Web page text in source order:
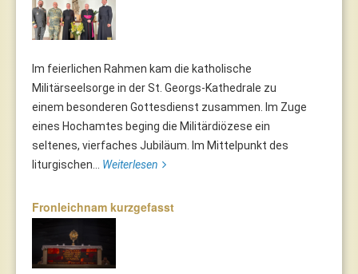
Im feierlichen Rahmen kam die katholische
Militärseelsorge in der St. Georgs-Kathedrale zu
einem besonderen Gottesdienst zusammen. Im Zuge
eines Hochamtes beging die Militärdiözese ein
seltenes, vierfaches Jubiläum. Im Mittelpunkt des
liturgischen... Weiterlesen
Fronleichnam kurzgefasst